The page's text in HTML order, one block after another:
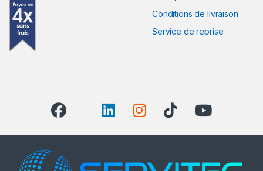
Conditions de livraison
Service de reprise